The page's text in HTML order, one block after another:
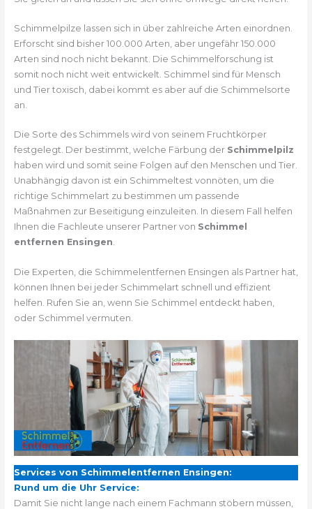
Schimmelpilze lassen sich in über zahlreiche Arten einordnen.
Erforscht sind bisher 100.000 Arten, aber ungefähr 150.000
Arten sind noch nicht bekannt. Die Schimmelforschung ist
somit noch nicht weit entwickelt. Schimmel sind für Mensch
und Tier toxisch, dabei kommt es aber auf die Schimmelsorte
an.
Die Sorte des Schimmels wird von seinem Fruchtkörper
festgelegt. Der bestimmt, welche Färbung der Schimmelpilz
haben wird und somit seine Folgen auf den Menschen und Tier.
Unabhängig davon ist ein Schimmeltest vonnöten, um die
richtige Schimmelart zu bestimmen um passende
Maßnahmen zur Beseitigung einzuleiten. In diesem Fall helfen
Ihnen die Fachleute unserer Partner von Schimmel
entfernen Ensingen.
Die Experten, die Schimmelentfernen Ensingen als Partner hat,
können Ihnen bei jeder Schimmelart schnell und effizient
helfen. Rufen Sie an, wenn Sie Schimmel entdeckt haben,
oder Schimmel vermuten.
Services von Schimmelentfernen Ensingen:
Rund um die Uhr Service:
Damit Sie nicht lange nach einem Fachmann stöbern müssen,